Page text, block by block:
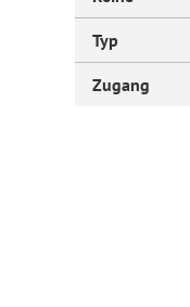
Forum Arbeitslehre
Typ
Zugang